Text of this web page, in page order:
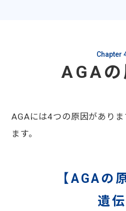
Chapter
AGAの
AGAには4つの原因があり
ます。
【AGAの
遺伝